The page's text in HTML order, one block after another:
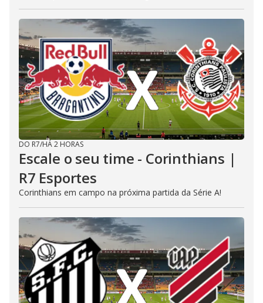
DO R7/HÁ 2 HORAS
Escale o seu time - Corinthians |
R7 Esportes
Corinthians em campo na próxima partida da Série A!